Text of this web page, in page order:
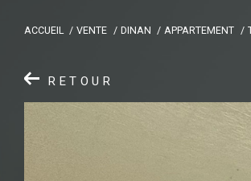
ACCUEIL VENTE DINAN APPARTEMENT
RETOUR